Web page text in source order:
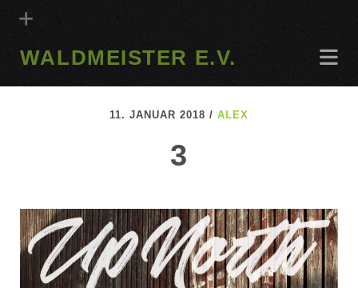
WALDMEISTER E.V.
11. JANUAR 2018 /ALEX
3